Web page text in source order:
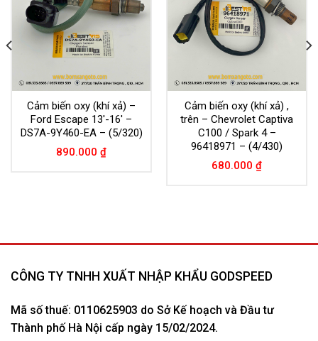
Cảm biến oxy (khí xả) –
Ford Escape 13′-16′ –
DS7A-9Y460-EA – (5/320)
890.000 ₫
Cảm biến oxy (khí xả) ,
trên – Chevrolet Captiva
C100 / Spark 4 –
96418971 – (4/430)
680.000 ₫
CÔNG TY TNHH XUẤT NHẬP KHẨU GODSPEED
Mã số thuế: 0110625903 do Sở Kế hoạch và Đầu tư
Thành phố Hà Nội cấp ngày 15/02/2024.